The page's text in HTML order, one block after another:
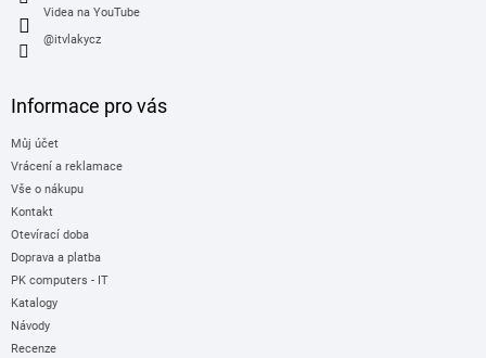
Videa na YouTube
@itvlakycz
Informace pro vás
Můj účet
Vrácení a reklamace
Vše o nákupu
Kontakt
Otevírací doba
Doprava a platba
PK computers - IT
Katalogy
Návody
Recenze